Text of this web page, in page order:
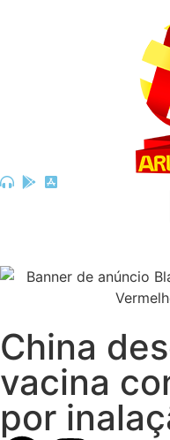
China
vacina
por